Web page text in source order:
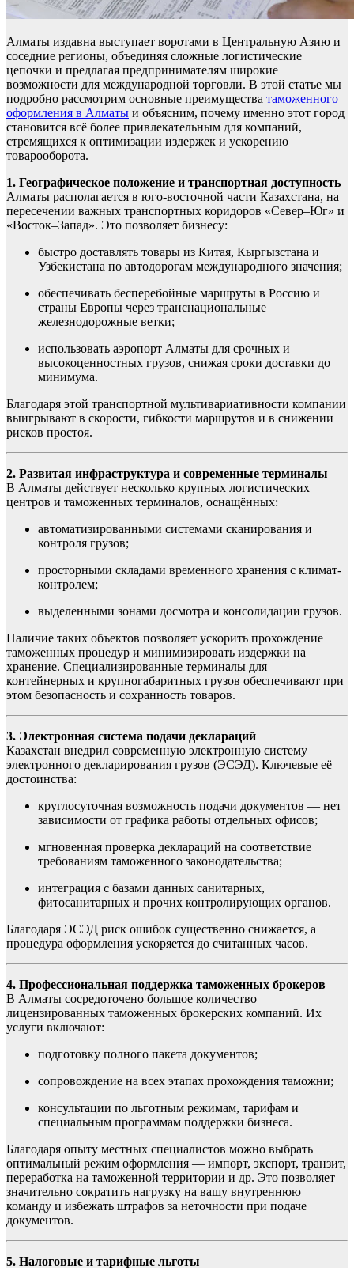
Алматы издавна выступает воротами в Центральную Азию и
соседние регионы, объединяя сложные логистические
цепочки и предлагая предпринимателям широкие
возможности для международной торговли. В этой статье мы
подробно рассмотрим основные преимущества таможенного
оформления в Алматы и объясним, почему именно этот город
становится всё более привлекательным для компаний,
стремящихся к оптимизации издержек и ускорению
товарооборота.
1. Географическое положение и транспортная доступность
Алматы располагается в юго-восточной части Казахстана, на
пересечении важных транспортных коридоров «Север–Юг» и
«Восток–Запад». Это позволяет бизнесу:
быстро доставлять товары из Китая, Кыргызстана и
Узбекистана по автодорогам международного значения;
обеспечивать бесперебойные маршруты в Россию и
страны Европы через транснациональные
железнодорожные ветки;
использовать аэропорт Алматы для срочных и
высокоценностных грузов, снижая сроки доставки до
минимумa.
Благодаря этой транспортной мультивариативности компании
выигрывают в скорости, гибкости маршрутов и в снижении
рисков простоя.
2. Развитая инфраструктура и современные терминалы
В Алматы действует несколько крупных логистических
центров и таможенных терминалов, оснащённых:
автоматизированными системами сканирования и
контроля грузов;
просторными складами временного хранения с климат-
контролем;
выделенными зонами досмотра и консолидации грузов.
Наличие таких объектов позволяет ускорить прохождение
таможенных процедур и минимизировать издержки на
хранение. Специализированные терминалы для
контейнерных и крупногабаритных грузов обеспечивают при
этом безопасность и сохранность товаров.
3. Электронная система подачи деклараций
Казахстан внедрил современную электронную систему
электронного декларирования грузов (ЭСЭД). Ключевые её
достоинства:
круглосуточная возможность подачи документов — нет
зависимости от графика работы отдельных офисов;
мгновенная проверка деклараций на соответствие
требованиям таможенного законодательства;
интеграция с базами данных санитарных,
фитосанитарных и прочих контролирующих органов.
Благодаря ЭСЭД риск ошибок существенно снижается, а
процедура оформления ускоряется до считанных часов.
4. Профессиональная поддержка таможенных брокеров
В Алматы сосредоточено большое количество
лицензированных таможенных брокерских компаний. Их
услуги включают:
подготовку полного пакета документов;
сопровождение на всех этапах прохождения таможни;
консультации по льготным режимам, тарифам и
специальным программам поддержки бизнеса.
Благодаря опыту местных специалистов можно выбрать
оптимальный режим оформления — импорт, экспорт, транзит,
переработка на таможенной территории и др. Это позволяет
значительно сократить нагрузку на вашу внутреннюю
команду и избежать штрафов за неточности при подаче
документов.
5. Налоговые и тарифные льготы